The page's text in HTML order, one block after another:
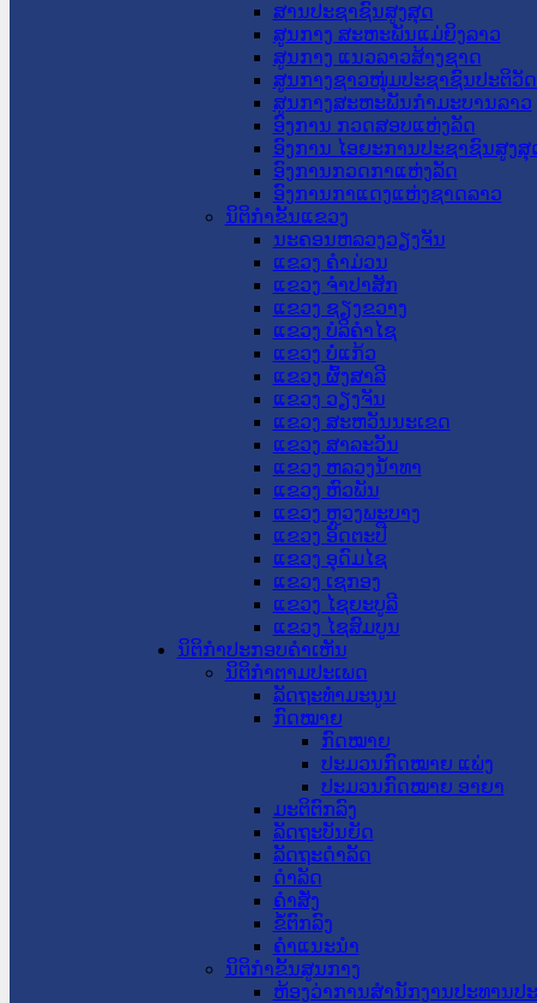
ສານປະຊາຊົນສູງສຸດ
ສູນກາງ ສະຫະພັນແມ່ຍິງລາວ
ສູນກາງ ແນວລາວສ້າງຊາດ
ສູນກາງຊາວໜຸ່ມປະຊາຊົນປະຕິວັ
ສູນກາງສະຫະພັນກຳມະບານລາວ
ອົງການ ກວດສອບແຫ່ງລັດ
ອົງການ ໄອຍະການປະຊາຊົນສູງສຸ
ອົງການກວດກາແຫ່ງລັດ
ອົງການກາແດງແຫ່ງຊາດລາວ
ນິຕິກໍາຂັ້ນແຂວງ
ນະ​ຄອນ​ຫລວງວຽງຈັນ
ແຂວງ ຄໍາມ່ວນ
ແຂວງ ຈໍາປາສັກ
ແຂວງ ຊຽງຂວາງ
ແຂວງ ບໍລິຄໍາໄຊ
ແຂວງ ບໍ່ແກ້ວ
ແຂວງ ຜົ້ງສາລີ
ແຂວງ ວຽງຈັນ
ແຂວງ ສະຫວັນນະເຂດ
ແຂວງ ສາລະວັນ
ແຂວງ ຫລວງນໍ້າທາ
ແຂວງ ຫົວພັນ
ແຂວງ ຫຼວງພະບາງ
ແຂວງ ອັດຕະປື
ແຂວງ ອຸດົມໄຊ
ແຂວງ ເຊກອງ
ແຂວງ ໄຊຍະບູລີ
ແຂວງ ໄຊສົມບູນ
ນິຕິກໍາປະກອບຄໍາເຫັນ
ນິຕິກໍາຕາມປະເພດ
ລັດຖະທໍາມະນູນ
ກົດໝາຍ
ກົດໝາຍ
ປະມວນກົດໝາຍ ແພ່ງ
ປະມວນກົດໝາຍ ອາຍາ
ມະຕິຕົກລົງ
ລັດຖະບັນຍັດ
ລັດຖະດໍາລັດ
ດໍາລັດ
ຄໍາສັ່ງ
ຂໍ້ຕົກລົງ
ຄໍາແນະນໍາ
ນິຕິກຳຂັ້ນສູນກາງ
ຫ້ອງວ່າການສໍານັກງານປະທານປ